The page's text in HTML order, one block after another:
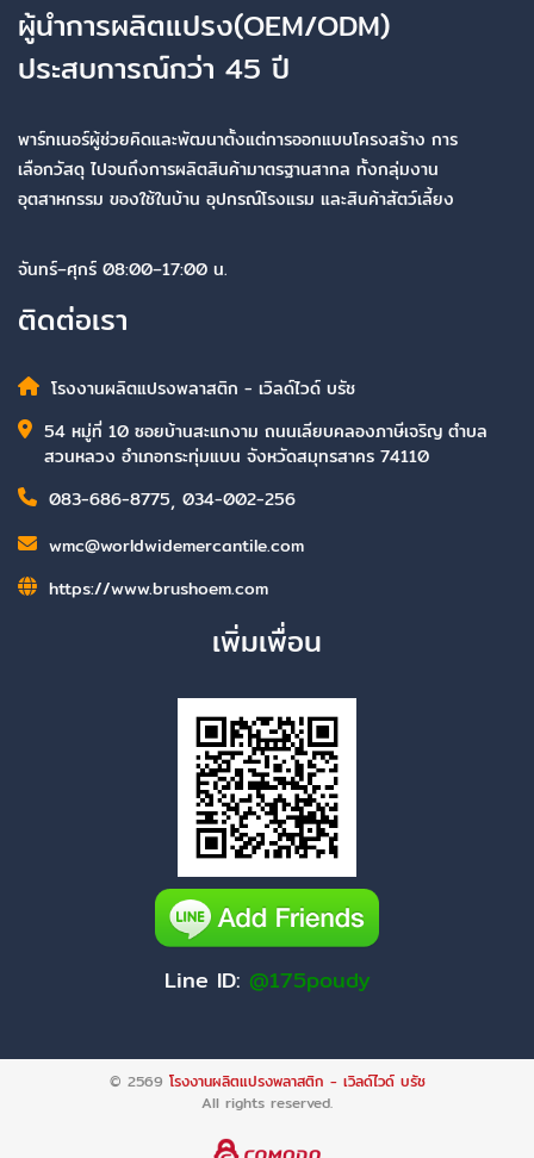
ผู้นำการผลิตแปรง(OEM/ODM)
ประสบการณ์กว่า 45 ปี
พาร์ทเนอร์ผู้ช่วยคิดและพัฒนาตั้งแต่การออกแบบโครงสร้าง การ
เลือกวัสดุ ไปจนถึงการผลิตสินค้ามาตรฐานสากล ทั้งกลุ่มงาน
อุตสาหกรรม ของใช้ในบ้าน อุปกรณ์โรงแรม และสินค้าสัตว์เลี้ยง
จันทร์–ศุกร์ 08:00–17:00 น.
ติดต่อเรา
โรงงานผลิตแปรงพลาสติก - เวิลด์ไวด์ บรัช
54 หมู่ที่ 10 ซอยบ้านสะแกงาม ถนนเลียบคลองภาษีเจริญ ตำบล
สวนหลวง อำเภอกระทุ่มแบน จังหวัดสมุทรสาคร 74110
083-686-8775, 034-002-256
wmc@worldwidemercantile.com
https://www.brushoem.com
เพิ่มเพื่อน
Line ID: @175poudy
© 2569 โรงงานผลิตแปรงพลาสติก - เวิลด์ไวด์ บรัช
All rights reserved.